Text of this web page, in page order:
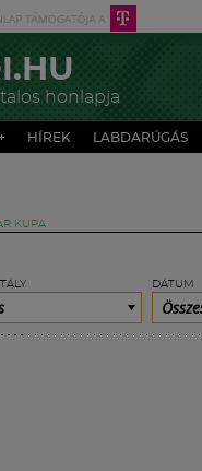
honlapja
HÍREK LABDARÚGÁS
KUPA
DÁTUM